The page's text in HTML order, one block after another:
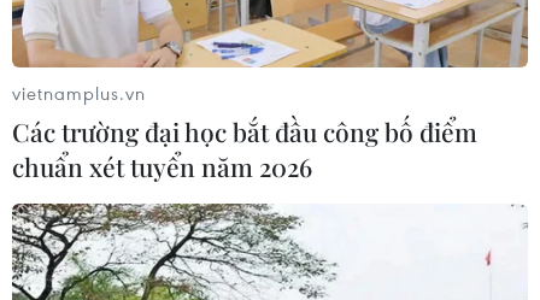
vietnamplus.vn
Các trường đại học bắt đầu công bố điểm
chuẩn xét tuyển năm 2026